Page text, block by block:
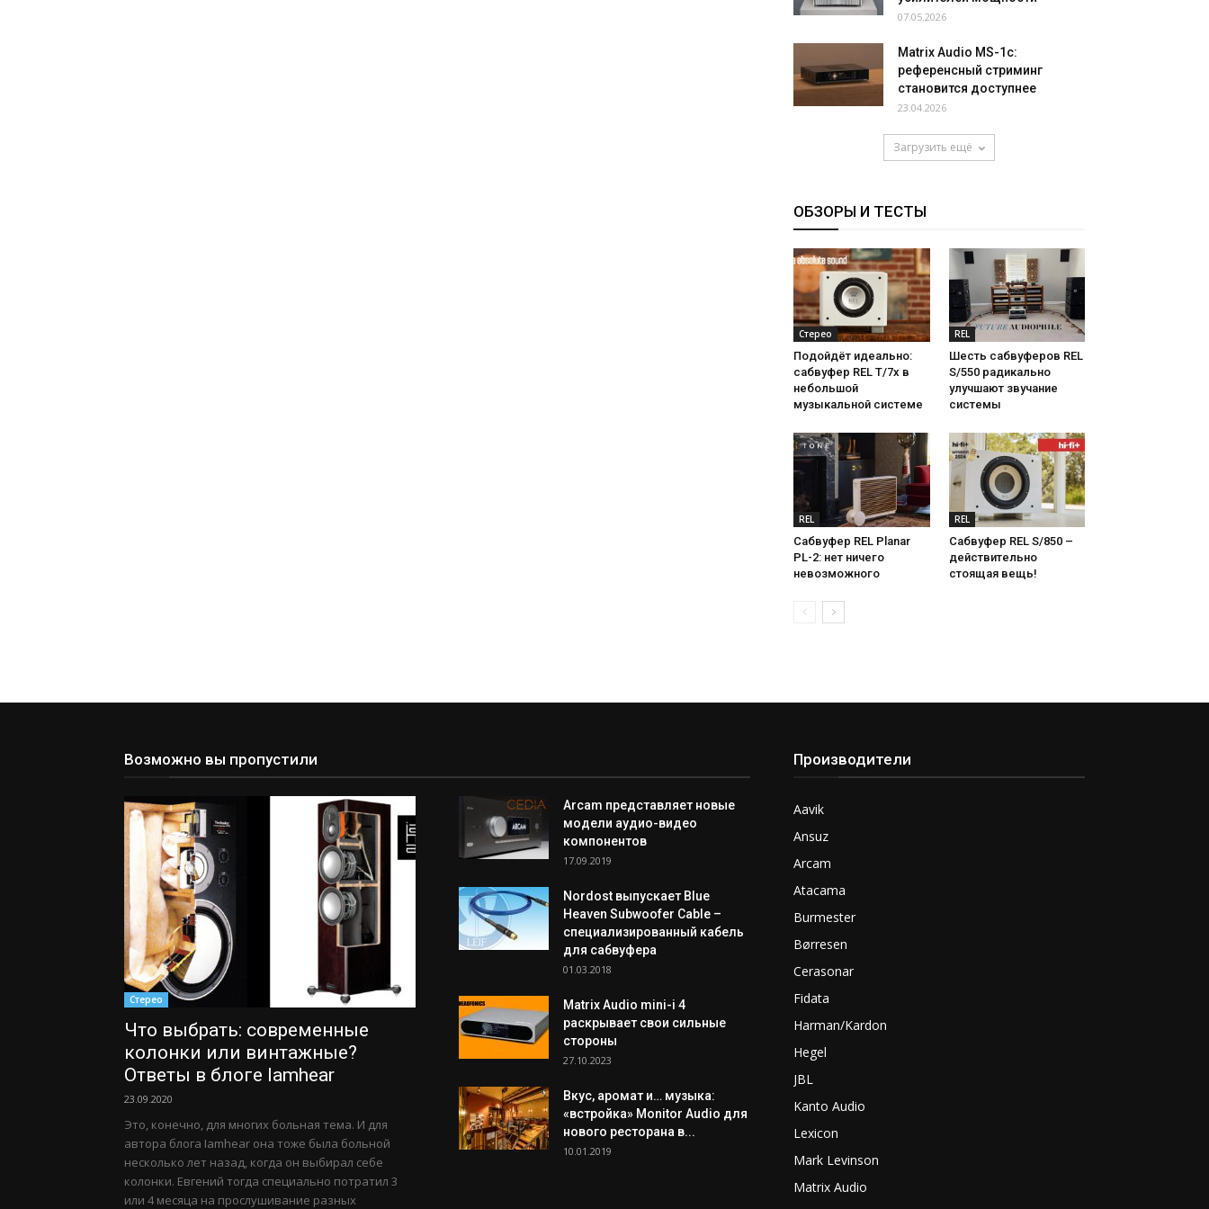
07.05.2026
Matrix Audio MS-1c:
референсный стриминг
становится доступнее
23.04.2026
Загрузить ещё
ОБЗОРЫ И ТЕСТЫ
Стерео
Подойдёт идеально:
сабвуфер REL T/7x в
небольшой
музыкальной системе
REL
Шесть сабвуферов REL
S/550 радикально
улучшают звучание
системы
REL
Сабвуфер REL Planar
PL-2: нет ничего
невозможного
REL
Сабвуфер REL S/850 –
действительно
стоящая вещь!
Возможно вы пропустили
Стерео
Что выбрать: современные
колонки или винтажные?
Ответы в блоге Iamhear
23.09.2020
Это, конечно, для многих больная тема. И для
автора блога Iamhear она тоже была больной
несколько лет назад, когда он выбирал себе
колонки. Евгений тогда специально потратил 3
или 4 месяца на прослушивание разных
Arcam представляет новые
модели аудио-видео
компонентов
17.09.2019
Nordost выпускает Blue
Heaven Subwoofer Cable –
специализированный кабель
для сабвуфера
01.03.2018
Matrix Audio mini-i 4
раскрывает свои сильные
стороны
27.10.2023
Вкус, аромат и… музыка:
«встройка» Monitor Audio для
нового ресторана в...
10.01.2019
Производители
Aavik
Ansuz
Arcam
Atacama
Burmester
Børresen
Cerasonar
Fidata
Harman/Kardon
Hegel
JBL
Kanto Audio
Lexicon
Mark Levinson
Matrix Audio